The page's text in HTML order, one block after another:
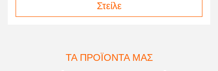
Στείλε
ΤΑ ΠΡΟΪΌΝΤΑ ΜΑΣ